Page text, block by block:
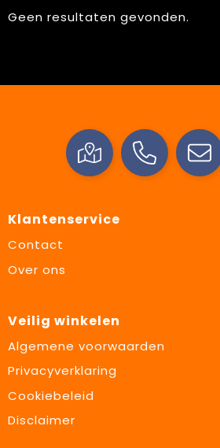
Geen resultaten gevonden.
Klantenservice
Contact
Over ons
Veilig winkelen
Algemene voorwaarden
Privacyverklaring
Cookiebeleid
Disclaimer